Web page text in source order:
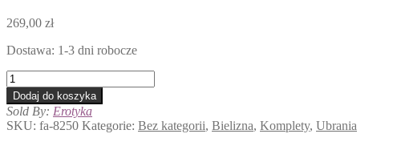
269,00 zł
Dostawa: 1-3 dni robocze
ilość
Berisso
peniuar
i
stringi
Dodaj do koszyka
Sold By: Erotyka
SKU: fa-8250 Kategorie: Bez kategorii, Bielizna, Komplety, Ubrania